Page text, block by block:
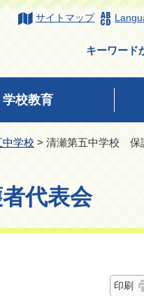
サイトマップ
キーワード
学校教育
学校 > 清瀬第五中学校 保
代表会
印刷